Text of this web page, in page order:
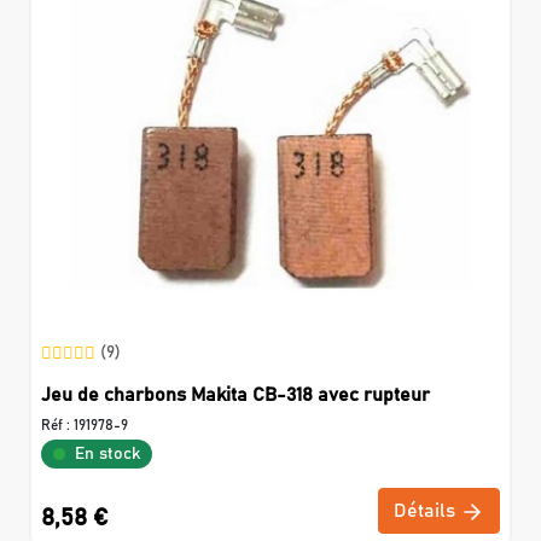
(9)
Jeu de charbons Makita CB-318 avec rupteur
Réf : 191978-9
En stock
8,58 € Détails